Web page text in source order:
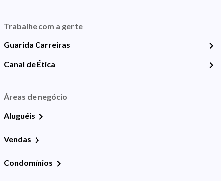
Trabalhe com a gente
Guarida Carreiras
Canal de Ética
Áreas de negócio
Aluguéis
Vendas
Condomínios